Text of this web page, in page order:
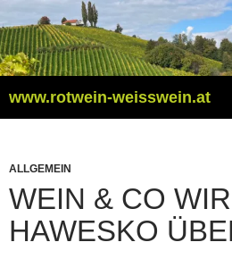
Inhalt
springen
www.rotwein-weisswein.at
ALLGEMEIN
WEIN & CO
HAWESKO